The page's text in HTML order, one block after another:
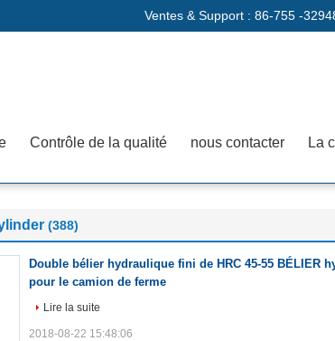
Ventes & Support : 86-755 -
Contrôle de la qualité nous contacter La
(388)
Double bélier hydraulique fini de HRC 45-55 BÉLIER
pour le camion de ferme
Lire la suite
2018-08-22 15:48:06